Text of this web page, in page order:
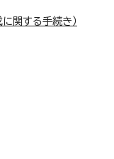
関する手続き）